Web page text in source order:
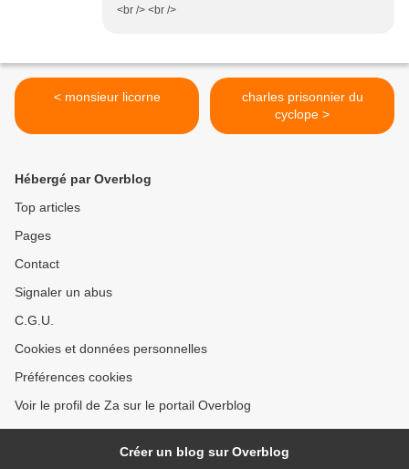
<br /> <br />
< monsieur licorne
charles prisonnier du
cyclope >
Hébergé par Overblog
Top articles
Pages
Contact
Signaler un abus
C.G.U.
Cookies et données personnelles
Préférences cookies
Voir le profil de Za sur le portail Overblog
Créer un blog sur Overblog